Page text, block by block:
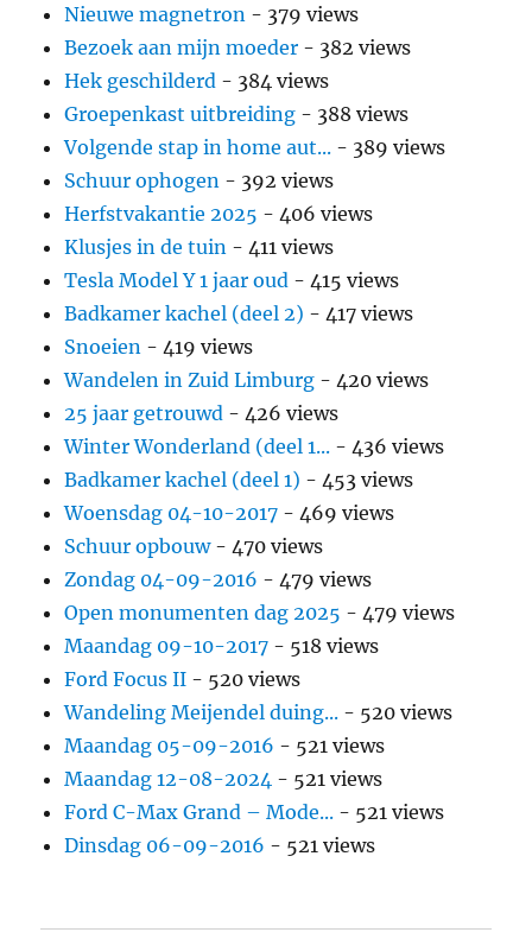
Nieuwe magnetron - 379 views
Bezoek aan mijn moeder - 382 views
Hek geschilderd - 384 views
Groepenkast uitbreiding - 388 views
Volgende stap in home aut... - 389 views
Schuur ophogen - 392 views
Herfstvakantie 2025 - 406 views
Klusjes in de tuin - 411 views
Tesla Model Y 1 jaar oud - 415 views
Badkamer kachel (deel 2) - 417 views
Snoeien - 419 views
Wandelen in Zuid Limburg - 420 views
25 jaar getrouwd - 426 views
Winter Wonderland (deel 1... - 436 views
Badkamer kachel (deel 1) - 453 views
Woensdag 04-10-2017 - 469 views
Schuur opbouw- 470 views
Zondag 04-09-2016 - 479 views
Open monumenten dag 2025 - 479 views
Maandag 09-10-2017 - 518 views
Ford Focus II - 520 views
Wandeling Meijendel duing... - 520 views
Maandag 05-09-2016 - 521 views
Maandag 12-08-2024 - 521 views
Ford C-Max Grand – Mode... - 521 views
Dinsdag 06-09-2016 - 521 views